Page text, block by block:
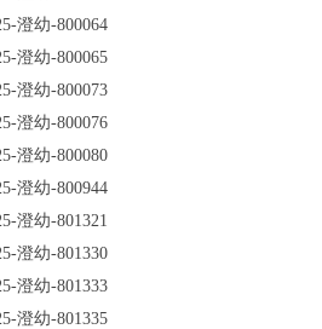
澄幼-800064
澄幼-800065
澄幼-800073
澄幼-800076
澄幼-800080
澄幼-800944
澄幼-801321
澄幼-801330
澄幼-801333
澄幼-801335